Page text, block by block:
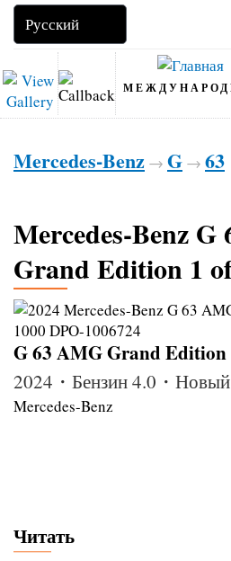
Mercedes-Benz → G → 63
Mercedes-Benz
Grand Edition 1
G 63 AMG Grand Edition
2024・Бензин 4.0・Новый
Mercedes-Benz
Читать